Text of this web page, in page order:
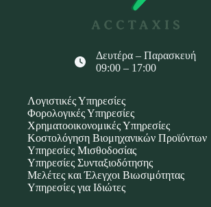
Δευτέρα – Παρασκευή
09:00 – 17:00
Λογιστικές Υπηρεσίες
Φορολογικές Υπηρεσίες
Χρηματοοικονομικές Υπηρεσίες
Κοστολόγηση Βιομηχανικών Προϊόντων
Υπηρεσίες Μισθοδοσίας
Υπηρεσίες Συνταξιοδότησης
Μελέτες και Έλεγχοι Βιωσιμότητας
Υπηρεσίες για Ιδιώτες